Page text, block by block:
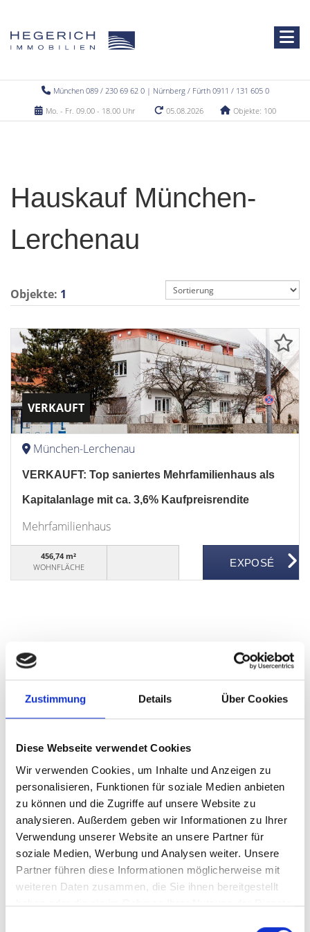
Zustimmung Details Über Cookies
Diese Webseite verwendet Cookies
Wir verwenden Cookies, um Inhalte und Anzeigen zu
personalisieren, Funktionen für soziale Medien anbieten
zu können und die Zugriffe auf unsere Website zu
analysieren. Außerdem geben wir Informationen zu Ihrer
Verwendung unserer Website an unsere Partner für
soziale Medien, Werbung und Analysen weiter. Unsere
Partner führen diese Informationen möglicherweise mit
weiteren Daten zusammen, die Sie ihnen bereitgestellt
haben oder die sie im Rahmen Ihrer Nutzung der Dienste
München 089 / 230 69 62 0 | Nürnberg / Fürth 0911 / 131 605 0
Mo. - Fr. 09.00 - 18.00 Uhr
05.08.2026 Objekte: 100
Hauskauf München-
Lerchenau
Objekte: 1
VERKAUFT
München-Lerchenau
VERKAUFT: Top saniertes Mehrfamilienhaus als
Kapitalanlage mit ca. 3,6% Kaufpreisrendite
Mehrfamilienhaus
456,74 m²
WOHNFLÄCHE
Höhenkirchen-Siegertsbrunn
Oberding
München / Pasing
Schwarzenbruck Putzbrunn Mühlhausen
Taufkirchen
Nürnberg Cadolzburg Fürth
Illesheim Gräfelfing Gauting Gilching Vaterstetten
Dachau Zirndorf Burgthann Germering
München / Trudering Landsberied Ammerndorf
Immobilienverkauf München Makler Nürnberg
Wohnungverkauf Fürth weitere Orte
Hauskauf Haus Häuser Immobilie Immobilienkauf kaufen
Immo